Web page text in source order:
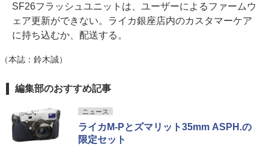
SF26フラッシュユニットは、ユーザーによるファームウ
ェア更新ができない。ライカ銀座店内のカスタマーケア
に持ち込むか、配送する。
（本誌：鈴木誠）
編集部のおすすめ記事
ニュース
ライカM-Pとズマリット35mm ASPH.の
限定セット